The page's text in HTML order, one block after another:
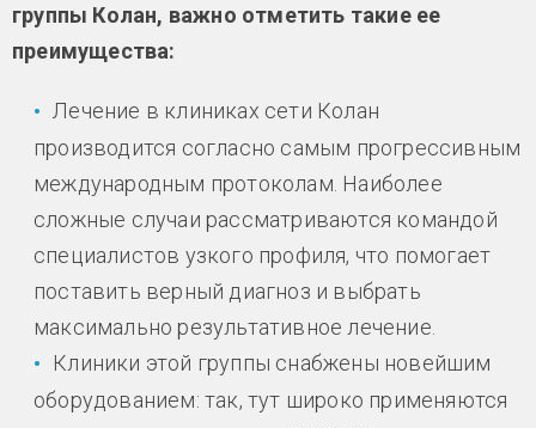
группы Колан, важно отметить такие ее
преимущества:
Лечение в клиниках сети Колан
производится согласно самым прогрессивным
международным протоколам. Наиболее
сложные случаи рассматриваются командой
специалистов узкого профиля, что помогает
поставить верный диагноз и выбрать
максимально результативное лечение.
Клиники этой группы снабжены новейшим
оборудованием: так, тут широко применяются